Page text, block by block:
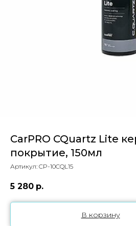
CarPRO CQuartz Lite
покрытие, 150мл
Артикул: CP-10CQL15
5 280 р.
В корзину